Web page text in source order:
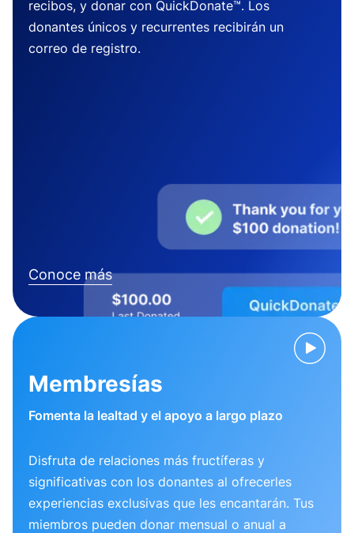
recibos, y donar con QuickDonate™. Los
donantes únicos y recurrentes recibirán un
correo de registro.
Conoce más
Membresías
Fomenta la lealtad y el apoyo a largo plazo
Disfruta de relaciones más fructíferas y
significativas con los donantes al ofrecerles
experiencias exclusivas que les encantarán. Tus
miembros pueden donar mensual o anual a